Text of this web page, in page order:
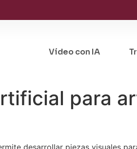
Vídeo con IA
para
desarrollar piezas visuales